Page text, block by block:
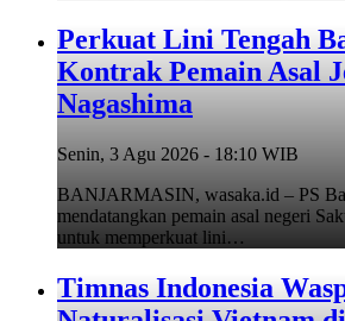
Perkuat Lini Tengah
Kontrak Pemain Asal
Nagashima
Senin, 3 Agu 2026 - 18:10 WIB
BANJARMASIN, wasaka.id – PS
mendatangkan pemain asal negeri
untuk memperkuat lini…
Timnas Indonesia